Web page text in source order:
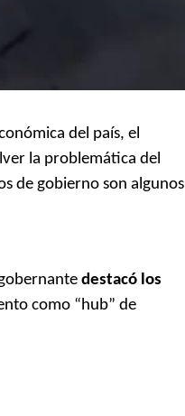
del país, el
la problemática del
de gobierno son algunos
destacó los
como “hub” de